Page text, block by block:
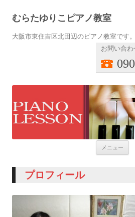
むらたゆりこピアノ教室
大阪市東住吉区北田辺のピアノ教室です。
お問い合わ
メニュー
プロフィール